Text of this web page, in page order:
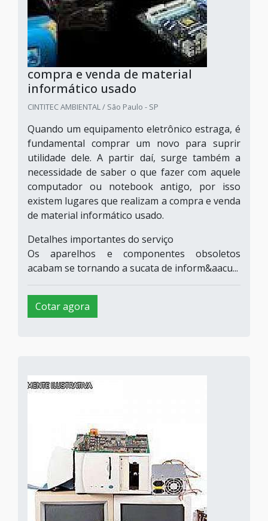
compra e venda de material
informático usado
CINTITEC AMBIENTAL / São Paulo - SP
Quando um equipamento eletrônico estraga, é
fundamental comprar um novo para suprir
utilidade dele. A partir daí, surge também a
necessidade de saber o que fazer com aquele
computador ou notebook antigo, por isso
existem lugares que realizam a compra e venda
de material informático usado.
Detalhes importantes do serviço
Os aparelhos e componentes obsoletos
acabam se tornando a sucata de inform&aacu...
Cotar agora